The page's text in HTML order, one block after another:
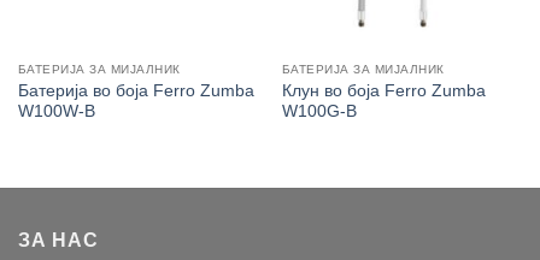
БАТЕРИЈА ЗА МИЈАЛНИК
Батерија во боја Ferro Zumba
W100W-B
БАТЕРИЈА ЗА МИЈАЛНИК
Клун во боја Ferro Zumba
W100G-B
ЗА НАС